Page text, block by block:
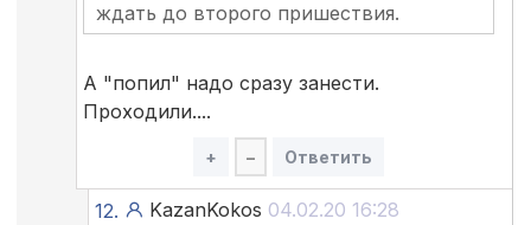
ждать до второго пришествия.
А "попил" надо сразу занести.
Проходили....
+ – Ответить
12. KazanKokos 04.02.20 16:28